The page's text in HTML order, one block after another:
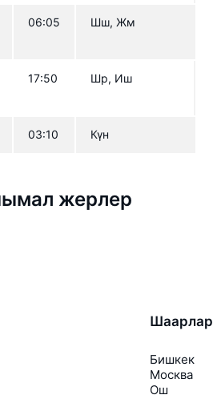
06:05 Шш, Жм
17:50 Шр, Иш
03:10 Күн
жерлер
Шаарлар
Бишкек
Москва
Ош